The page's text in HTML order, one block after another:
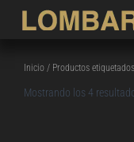
Inicio / Productos
Mostrando los 4